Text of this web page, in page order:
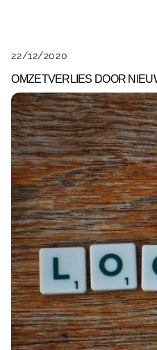
22/12/2020
OMZETVERLIES DOOR